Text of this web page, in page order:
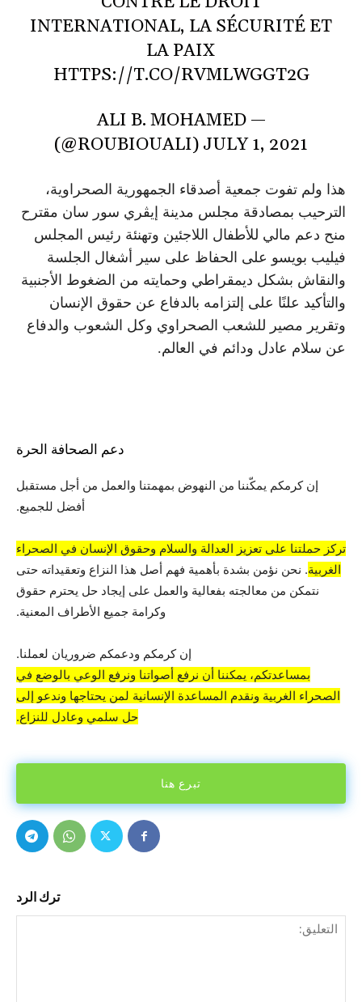
INTERNATIONAL, LA SÉCURITÉ ET
LA PAIX
HTTPS://T.CO/RVMLWGGT2G
— ALI B. MOHAMED
(@ROUBIOUALI) JULY 1, 2021
هذا ولم تفوت جمعية أصدقاء الجمهورية الصحراوية،
الترحيب بمصادقة مجلس مدينة إيڤري سور سان مقترح
منح دعم مالي للأطفال اللاجئين وتهنئة رئيس المجلس
فيليب بويسو على الحفاظ على سير أشغال الجلسة
والنقاش بشكل ديمقراطي وحمايته من الضغوط الأجنبية
والتأكيد علنًا على إلتزامه بالدفاع عن حقوق الإنسان
وتقرير مصير للشعب الصحراوي وكل الشعوب والدفاع
عن سلام عادل ودائم في العالم.
دعم الصحافة الحرة
إن كرمكم يمكّننا من النهوض بمهمتنا والعمل من أجل مستقبل
أفضل للجميع.
تركز حملتنا على تعزيز العدالة والسلام وحقوق الإنسان في الصحراء
الغربية. نحن نؤمن بشدة بأهمية فهم أصل هذا النزاع وتعقيداته حتى
نتمكن من معالجته بفعالية والعمل على إيجاد حل يحترم حقوق
وكرامة جميع الأطراف المعنية.
إن كرمكم ودعمكم ضروريان لعملنا.
بمساعدتكم، يمكننا أن نرفع أصواتنا ونرفع الوعي بالوضع في
الصحراء الغربية ونقدم المساعدة الإنسانية لمن يحتاجها وندعو إلى
حل سلمي وعادل للنزاع.
تبرع هنا
ترك الرد